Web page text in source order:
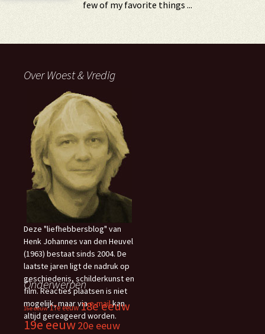
few of my favorite things ...
Over Woest & Vredig
Deze "liefhebbersblog" van
Henk Johannes van den Heuvel
(1963) bestaat sinds 2004. De
laatste jaren ligt de nadruk op
geschiedenis, schilderkunst en
film. Reacties plaatsen is niet
mogelijk, maar viae-mailkan
altijd gereageerd worden.
Onderwerpen
16e eeuw 17e eeuw18e eeuw
19e eeuw20e eeuw